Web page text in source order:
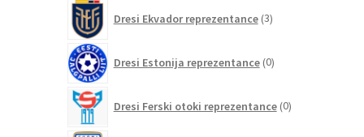
Dresi Ekvador reprezentance 3izdelki
Dresi Estonija reprezentance 0izdelkov
Dresi Ferski otoki reprezentance 0izdelkov